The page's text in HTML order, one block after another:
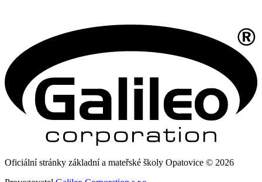
Oficiální stránky základní a mateřské školy Opatovice © 2026